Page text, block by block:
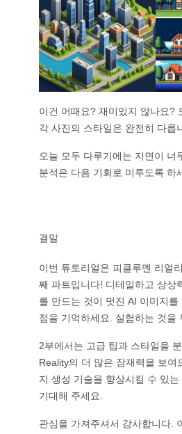
이건 어때요? 재미있지 않나요?
각 사진의 스타일은 완전히 다릅
오늘 모두 다루기에는 지면이 너
분석은 다음 기회로 미루도록 하
결말
이번 튜토리얼은 피클루멘 리얼
째 파트입니다! 디테일하고 상상
를 만드는 것이 멋진 AI 이미지를
점을 기억하세요. 실험하는 것을
2부에서는 고급 팁과 스타일을
Reality의 더 많은 잠재력을 보여
지 생성 기술을 향상시킬 수 있
기대해 주세요.
관심을 가져주셔서 감사합니다.